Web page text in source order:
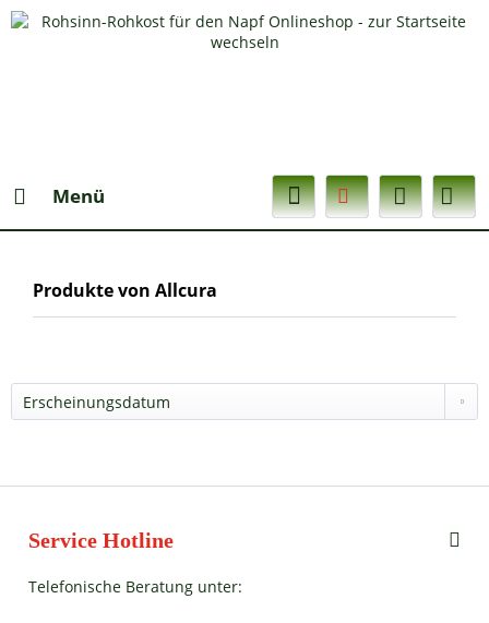
Menü
Produkte von Allcura
Service Hotline
Telefonische Beratung unter: